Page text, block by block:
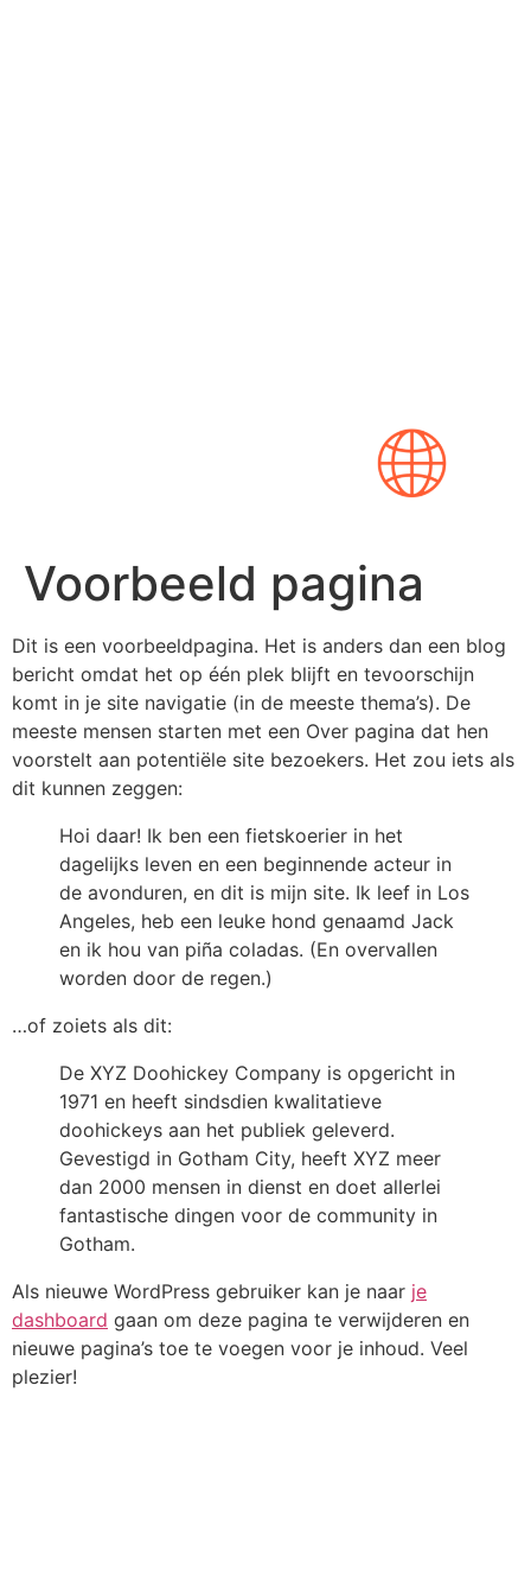
Voorbeeld pagina
Dit is een voorbeeldpagina. Het is anders dan een blog
bericht omdat het op één plek blijft en tevoorschijn
komt in je site navigatie (in de meeste thema’s). De
meeste mensen starten met een Over pagina dat hen
voorstelt aan potentiële site bezoekers. Het zou iets als
dit kunnen zeggen:
Hoi daar! Ik ben een fietskoerier in het
dagelijks leven en een beginnende acteur in
de avonduren, en dit is mijn site. Ik leef in Los
Angeles, heb een leuke hond genaamd Jack
en ik hou van piña coladas. (En overvallen
worden door de regen.)
…of zoiets als dit:
De XYZ Doohickey Company is opgericht in
1971 en heeft sindsdien kwalitatieve
doohickeys aan het publiek geleverd.
Gevestigd in Gotham City, heeft XYZ meer
dan 2000 mensen in dienst en doet allerlei
fantastische dingen voor de community in
Gotham.
Als nieuwe WordPress gebruiker kan je naar je
dashboard gaan om deze pagina te verwijderen en
nieuwe pagina’s toe te voegen voor je inhoud. Veel
plezier!